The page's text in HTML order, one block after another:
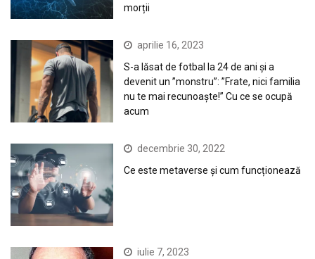
morții
aprilie 16, 2023
S-a lăsat de fotbal la 24 de ani și a
devenit un ”monstru”: ”Frate, nici familia
nu te mai recunoaște!” Cu ce se ocupă
acum
decembrie 30, 2022
Ce este metaverse și cum funcționează
iulie 7, 2023